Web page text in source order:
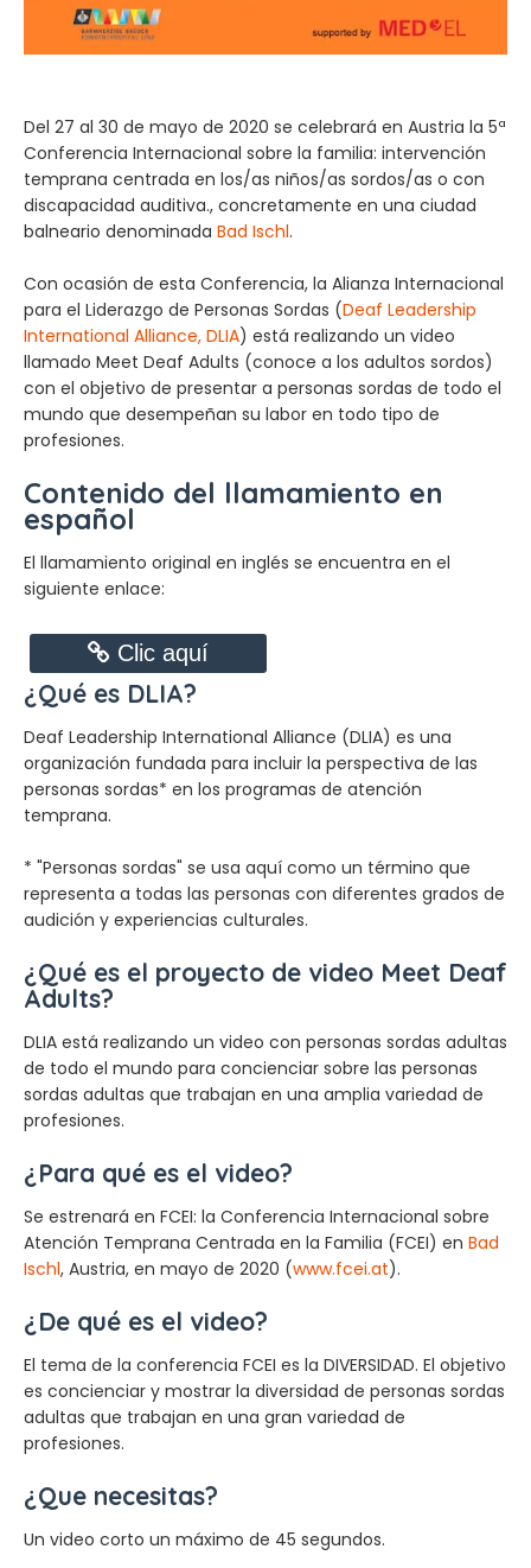
Del 27 al 30 de mayo de 2020 se celebrará en Austria la 5ª
Conferencia Internacional sobre la familia: intervención
temprana centrada en los/as niños/as sordos/as o con
discapacidad auditiva., concretamente en una ciudad
balneario denominada Bad Ischl.
Con ocasión de esta Conferencia, la Alianza Internacional
para el Liderazgo de Personas Sordas (Deaf Leadership
International Alliance, DLIA) está realizando un video
llamado Meet Deaf Adults (conoce a los adultos sordos)
con el objetivo de presentar a personas sordas de todo el
mundo que desempeñan su labor en todo tipo de
profesiones.
Contenido del llamamiento en
español
El llamamiento original en inglés se encuentra en el
siguiente enlace:
Clic aquí
¿Qué es DLIA?
Deaf Leadership International Alliance (DLIA) es una
organización fundada para incluir la perspectiva de las
personas sordas* en los programas de atención
temprana.
* "Personas sordas" se usa aquí como un término que
representa a todas las personas con diferentes grados de
audición y experiencias culturales.
¿Qué es el proyecto de video Meet Deaf
Adults?
DLIA está realizando un video con personas sordas adultas
de todo el mundo para concienciar sobre las personas
sordas adultas que trabajan en una amplia variedad de
profesiones.
¿Para qué es el video?
Se estrenará en FCEI: la Conferencia Internacional sobre
Atención Temprana Centrada en la Familia (FCEI) en Bad
Ischl, Austria, en mayo de 2020 (www.fcei.at).
¿De qué es el video?
El tema de la conferencia FCEI es la DIVERSIDAD. El objetivo
es concienciar y mostrar la diversidad de personas sordas
adultas que trabajan en una gran variedad de
profesiones.
¿Que necesitas?
Un video corto un máximo de 45 segundos.